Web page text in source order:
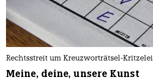
Rechtsstreit um Kreuzworträtsel-Kritzelei
Meine, deine, unsere Kunst